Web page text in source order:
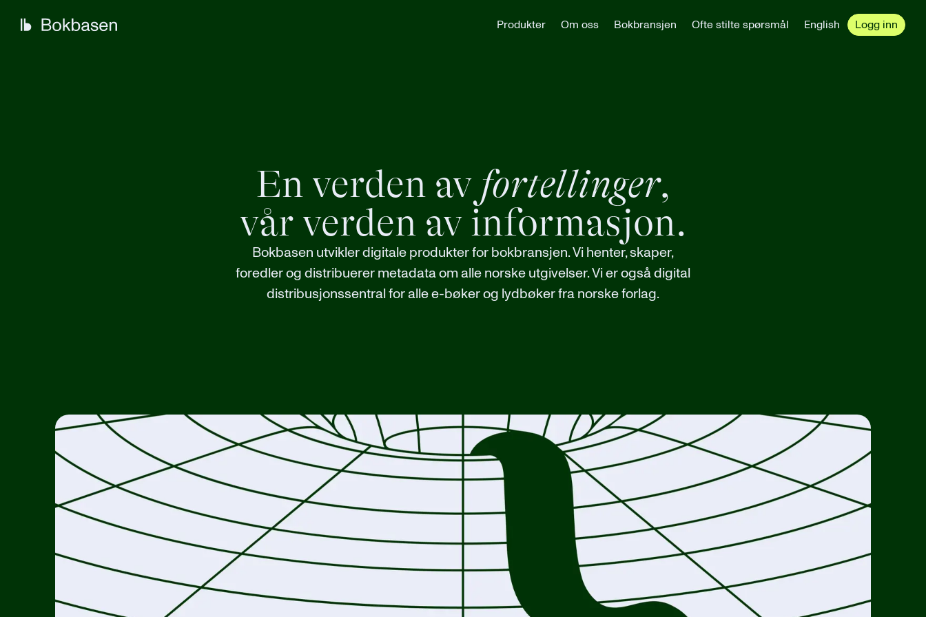
Produkter Om oss Bokbransjen Ofte stilte spørsmål English Logg inn
En verden av fortellinger,
vår verden av informasjon.
Bokbasen utvikler digitale produkter for bokbransjen. Vi henter, skaper,
foredler og distribuerer metadata om alle norske utgivelser. Vi er også digital
distribusjonssentral for alle e-bøker og lydbøker fra norske forlag.